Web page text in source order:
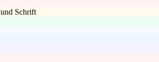
Schrift